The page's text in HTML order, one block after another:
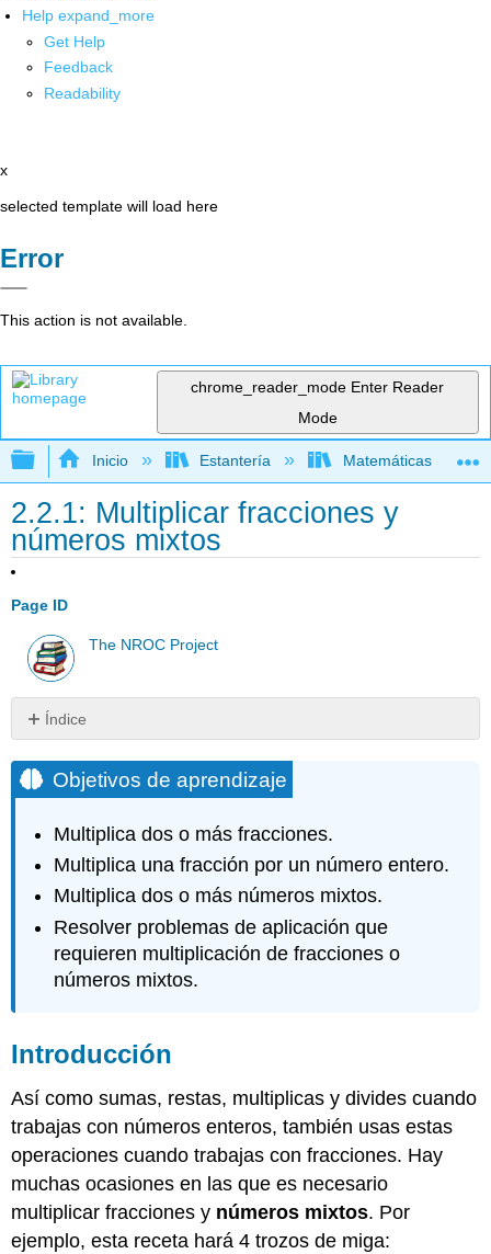
Help expand_more
Get Help
Feedback
Readability
x
selected template will load here
Error
This action is not available.
chrome_reader_mode Enter Reader
Mode
Expandir/contraer jerarquía global
Inicio Estantería Matemáticas
2.2.1: Multiplicar fracciones y
números mixtos
Page ID
The NROC Project
Índice
de
aprendizaje
Multiplicar
fracciones
Multiplicando
Dos
Fracciones
Multiplicar
más
fracciones
Ejemplo
Ejemplo
Ejercicio
Multiplicar
una
Fracción
por
Objetivos de aprendizaje
Multiplica dos o más fracciones.
Multiplica una fracción por un número entero.
Multiplica dos o más números mixtos.
Resolver problemas de aplicación que
requieren multiplicación de fracciones o
números mixtos.
Introducción
Así como sumas, restas, multiplicas y divides cuando
trabajas con números enteros, también usas estas
operaciones cuando trabajas con fracciones. Hay
muchas ocasiones en las que es necesario
multiplicar fracciones y números mixtos. Por
ejemplo, esta receta hará 4 trozos de miga: